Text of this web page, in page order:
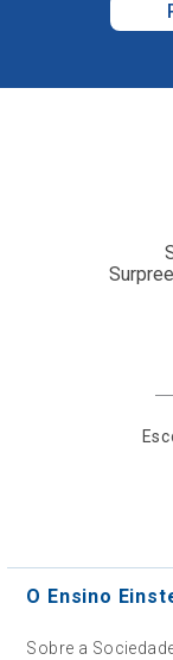
O Ensino
Sobre a